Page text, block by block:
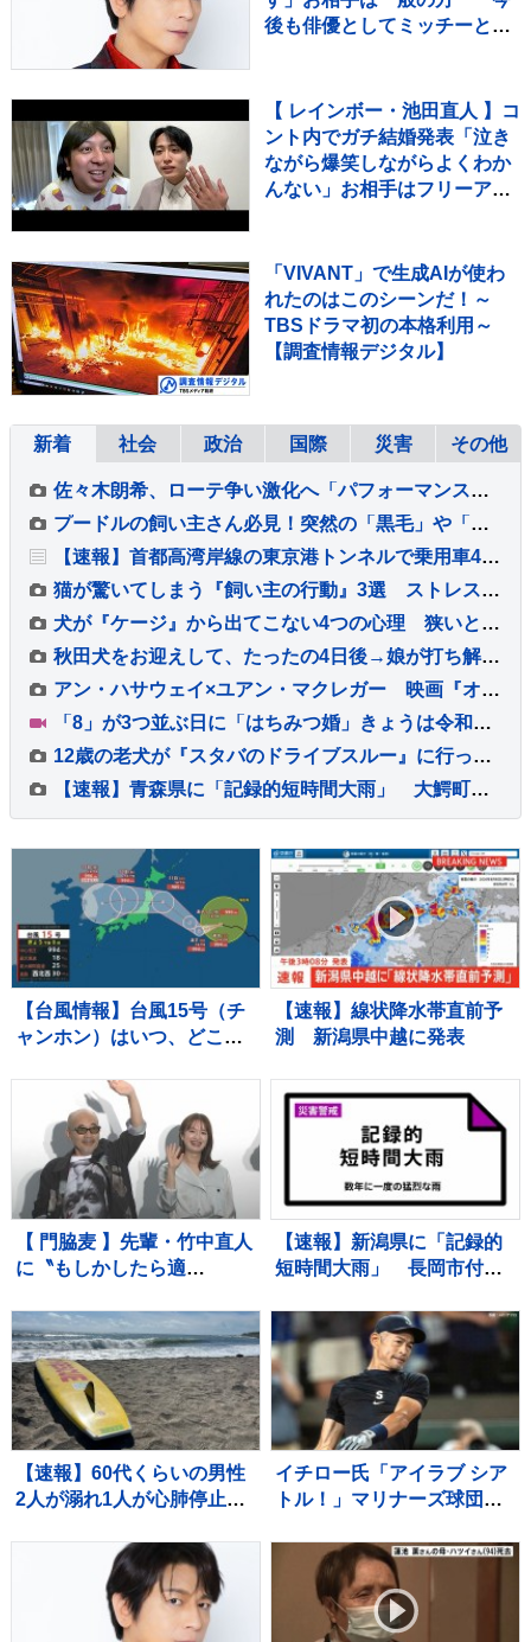
後も俳優としてミッチーとし
【 レインボー・池田直人 】コ
ント内でガチ結婚発表「泣き
ながら爆笑しながらよくわか
んない」お相手はフリーアナ
「VIVANT」で生成AIが使わ
れたのはこのシーンだ！～
TBSドラマ初の本格利用～
【調査情報デジタル】
新着 社会 政治 国際 災害 その他
佐々木朗希、ローテ争い激化へ「パフォーマンスを出さないことには残っていけない」6回2失点勝敗つかずも「ゾーンで勝負できた」
プードルの飼い主さん必見！突然の「黒毛」や「直毛」は病気？【獣医師執筆】
【速報】首都高湾岸線の東京港トンネルで乗用車4台が絡む玉突き事故 1人がけが 東京・品川区
猫が驚いてしまう『飼い主の行動』3選 ストレスを与える理由から信頼関係への影響まで
犬が『ケージ』から出てこない4つの心理 狭いところにずっといるときの注意点とは？
秋田犬をお迎えして、たったの4日後→娘が打ち解けすぎて…出会ったばかりと思えない『まさかの光景』が93万再生「馴染んでて草」「相棒感ｗ」
アン・ハサウェイ×ユアン・マクレガー 映画『オークストリートの異変』 【IMAX版特別予告映像＆新場面写真7点】解禁！！
「8」が3つ並ぶ日に「はちみつ婚」きょうは令和8年8月8日 婚姻届を出そうと都内の自治体窓口には多くのカップルが…
12歳の老犬が『スタバのドライブスルー』に行った結果→生まれて初めての経験で…尊すぎる光景に2万いいね「ワクワク伝わる」「超かわいい」
【速報】青森県に「記録的短時間大雨」 大鰐町付近で1時間に約90ミリの猛烈な雨 災害警戒 8日16:40時点
【台風情報】台風15号（チ
ャンホン）はいつ、どこ
本や北日本に影響か、大型
で強い台風13号（ドルフィ
ン）引き続き 大雨・暴風・
高潮・うねりを伴った高波
などに厳重警戒必要
【速報】線状降水帯直前予
測 新潟県中越に発表
【 門脇麦 】先輩・竹中直人
に〝もしかしたら適
が望んでると、やる〟「ア
ドリブ」認める
【速報】新潟県に「記録的
短時間大雨」 長岡市付近
な雨 災害警戒 8日15:28時
点
【速報】60代くらいの男性
2人が溺れ1人が心肺停止
イチロー氏「アイラブ シア
トル！」マリナーズ球団OB
本拠地は大熱狂